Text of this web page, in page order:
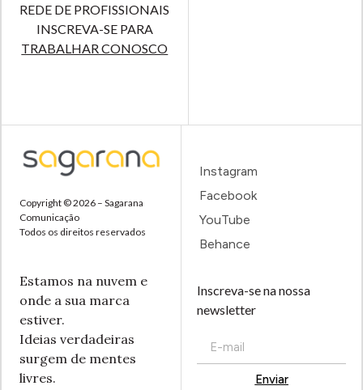
REDE DE PROFISSIONAIS
INSCREVA-SE PARA
TRABALHAR CONOSCO
Copyright © 2026 – Sagarana
Comunicação
Todos os direitos reservados
Estamos na nuvem e
onde a sua marca
estiver.
Ideias verdadeiras
surgem de mentes
livres.
Instagram
Facebook
YouTube
Behance
Inscreva-se na nossa
newsletter
Enviar